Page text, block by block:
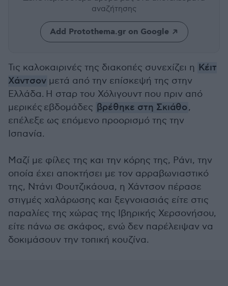
αναζήτησης
Add Protothema.gr on Google
Τις καλοκαιρινές της διακοπές συνεχίζει η Κέιτ
Χάντσον μετά από την επίσκεψή της στην
Ελλάδα. Η σταρ του Χόλιγουντ που πριν από
μερικές εβδομάδες βρέθηκε στη Σκιάθο,
επέλεξε ως επόμενο προορισμό της την
Ισπανία.
Μαζί με φίλες της και την κόρης της, Ράνι, την
οποία έχει αποκτήσει με τον αρραβωνιαστικό
της, Ντάνι Φουτζικάουα, η Χάντσον πέρασε
στιγμές χαλάρωσης και ξεγνοιασιάς είτε στις
παραλίες της χώρας της Ιβηρικής Χερσονήσου,
είτε πάνω σε σκάφος, ενώ δεν παρέλειψαν να
δοκιμάσουν την τοπική κουζίνα.